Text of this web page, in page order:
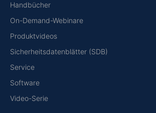
Handbücher
On-Demand-Webinare
Produktvideos
Sicherheitsdatenblätter (SDB)
Service
Software
Video-Serie